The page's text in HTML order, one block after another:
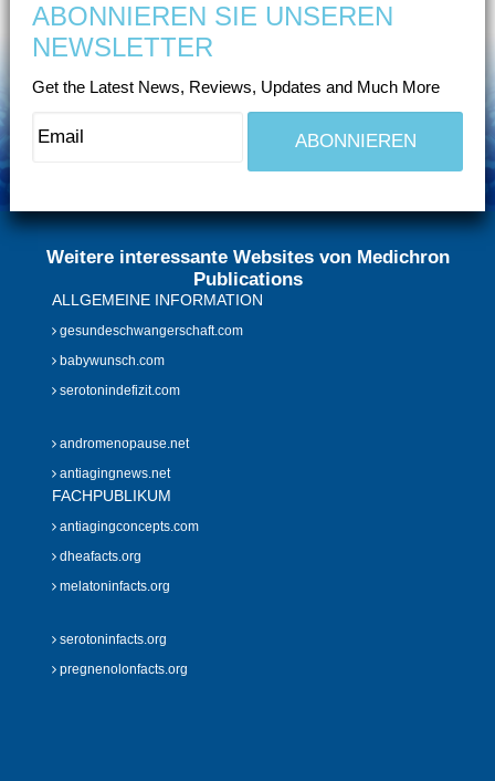
ABONNIEREN SIE UNSEREN
NEWSLETTER
Get the Latest News, Reviews, Updates and Much More
Weitere interessante Websites von Medichron
Publications
ALLGEMEINE INFORMATION
gesundeschwangerschaft.com
babywunsch.com
serotonindefizit.com
andromenopause.net
antiagingnews.net
FACHPUBLIKUM
antiagingconcepts.com
dheafacts.org
melatoninfacts.org
serotoninfacts.org
pregnenolonfacts.org